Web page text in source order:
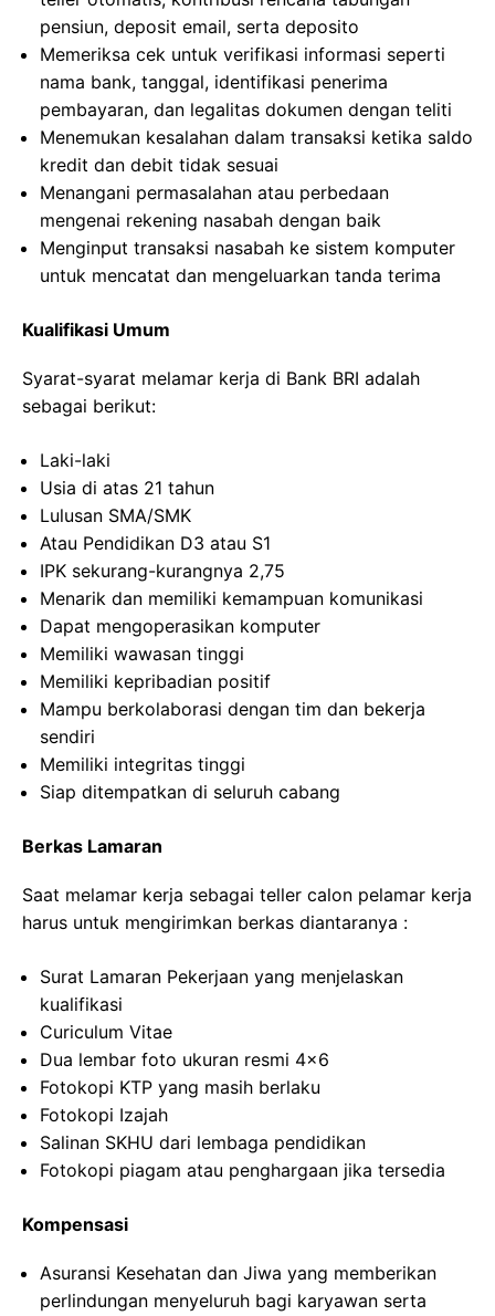
pensiun, deposit email, serta deposito
Memeriksa cek untuk verifikasi informasi seperti
nama bank, tanggal, identifikasi penerima
pembayaran, dan legalitas dokumen dengan teliti
Menemukan kesalahan dalam transaksi ketika saldo
kredit dan debit tidak sesuai
Menangani permasalahan atau perbedaan
mengenai rekening nasabah dengan baik
Menginput transaksi nasabah ke sistem komputer
untuk mencatat dan mengeluarkan tanda terima
Kualifikasi Umum
Syarat-syarat melamar kerja di Bank BRI adalah
sebagai berikut:
Laki-laki
Usia di atas 21 tahun
Lulusan SMA/SMK
Atau Pendidikan D3 atau S1
IPK sekurang-kurangnya 2,75
Menarik dan memiliki kemampuan komunikasi
Dapat mengoperasikan komputer
Memiliki wawasan tinggi
Memiliki kepribadian positif
Mampu berkolaborasi dengan tim dan bekerja
sendiri
Memiliki integritas tinggi
Siap ditempatkan di seluruh cabang
Berkas Lamaran
Saat melamar kerja sebagai teller calon pelamar kerja
harus untuk mengirimkan berkas diantaranya :
Surat Lamaran Pekerjaan yang menjelaskan
kualifikasi
Curiculum Vitae
Dua lembar foto ukuran resmi 4×6
Fotokopi KTP yang masih berlaku
Fotokopi Izajah
Salinan SKHU dari lembaga pendidikan
Fotokopi piagam atau penghargaan jika tersedia
Kompensasi
Asuransi Kesehatan dan Jiwa yang memberikan
perlindungan menyeluruh bagi karyawan serta